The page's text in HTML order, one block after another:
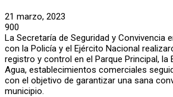
21 marzo, 2023
900
La Secretaría de Seguridad y Convivencia
con la Policía y el Ejército Nacional
registro y control en el Parque Principal, la
Agua, establecimientos comerciales
con el objetivo de garantizar una sana
municipio.